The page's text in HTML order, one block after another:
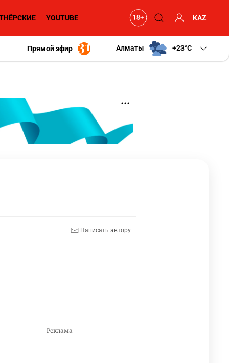
YOUTUBE KAZ
Прямой эфир Алматы +23 C
Написать автору